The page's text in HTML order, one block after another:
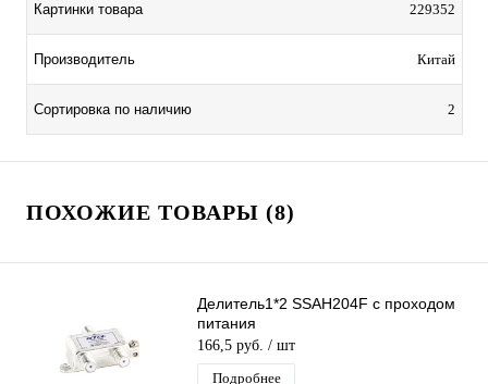
Картинки товара 229352
Производитель Китай
Сортировка по наличию 2
ПОХОЖИЕ ТОВАРЫ (8)
Делитель1*2 SSAH204F с проходом
питания
166,5 руб. / шт
Подробнее